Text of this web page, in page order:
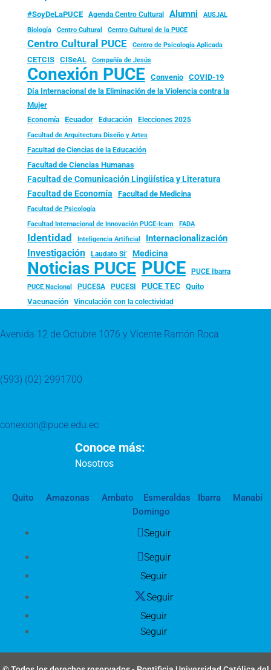
#SoyDeLaPUCE Agenda Centro Cultural Alumni
AUSJAL
Biología
Centro Cultural Centro Cultural de la PUCE
Centro Cultural PUCE Centro de Psicología Aplicada
CETCIS CISeAL Compañía de Jesús
Conexión PUCE Convenio
COVID-19
Día Internacional de la Eliminación de la Violencia contra la
Mujer
Economía Ecuador Educación Elecciones 2025
Facultad de Arquitectura Diseño y Artes
Facultad de Ciencias de la Educación
Facultad de Ciencias Humanas
Facultad de Comunicación Lingüística y Literatura
Facultad de Economía Facultad de Medicina
Facultad de Psicología
Facultad Internacional de Innovación PUCE-Icam FADA
Identidad Inteligencia Artificial Internacionalización
Investigación Laudato Si’ Medicina
Noticias PUCE PUCE PUCE Ibarra
PUCE Nacional PUCESA PUCESI PUCE TEC
Quito
Vacunación
Vinculación con la colectividad
Avenida 12 de Octubre 1076 y Vicente Ramón Roca
(593) (02) 2991700
conexion@puce.edu.ec
Conoce más:
Nosotros
Quito Amazonas Ambato Esmeraldas Ibarra
Manabí
Domingo
Seguir
Seguir
Seguir
Seguir
Seguir
Seguir